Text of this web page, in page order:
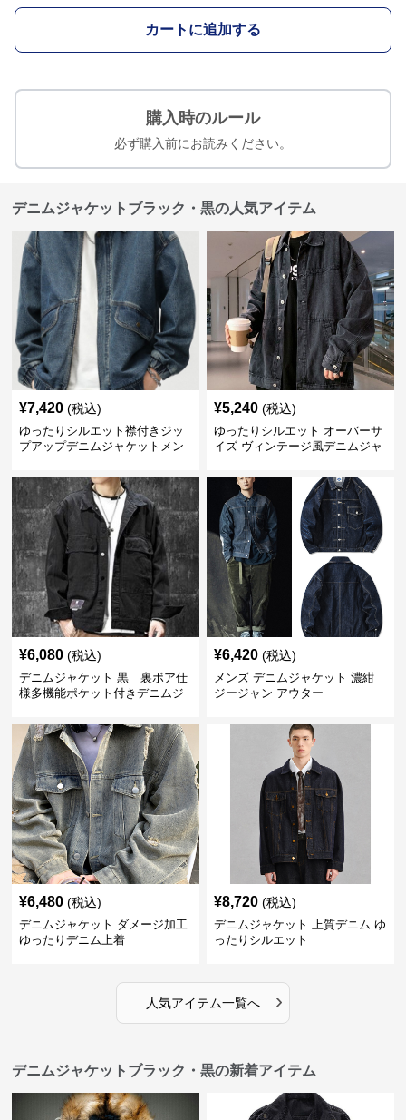
カートに追加する
購入時のルール
必ず購入前にお読みください。
デニムジャケットブラック・黒の人気アイテム
¥7,420 (税込)
ゆったりシルエット襟付きジッ
プアップデニムジャケットメン
¥5,240 (税込)
ゆったりシルエット オーバーサ
イズ ヴィンテージ風デニムジャ
¥6,080 (税込)
デニムジャケット 黒 裏ボア仕
様多機能ポケット付きデニムジ
¥6,420 (税込)
メンズ デニムジャケット 濃紺
ジージャン アウター
¥6,480 (税込)
デニムジャケット ダメージ加工
ゆったりデニム上着
¥8,720 (税込)
デニムジャケット 上質デニム ゆ
ったりシルエット
人気アイテム一覧へ ›
デニムジャケットブラック・黒の新着アイテム